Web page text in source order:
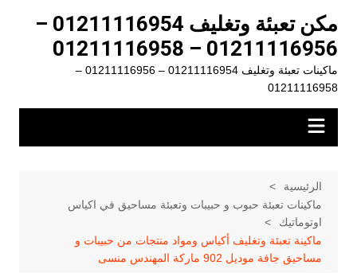
المحتوى
مكن تعبئة وتغليف 01211116954 –
01211116956 – 01211116958
ماكينات تعبئة وتغليف 01211116954 – 01211116956 –
01211116958
الرئيسية
ماكينات تعبئة حبوب و حبيبات وتعبئة مساحيق في اكياس
اوتوماتيك
ماكينة تعبئة وتغليف أكياس ومواد منتجات من حبيبات و
مساحيق جافة موديل 902 ماركة المهندس منسى